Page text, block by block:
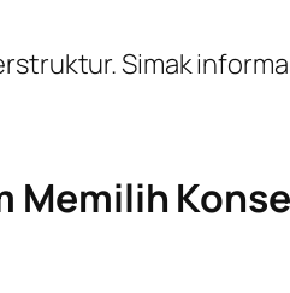
Simak